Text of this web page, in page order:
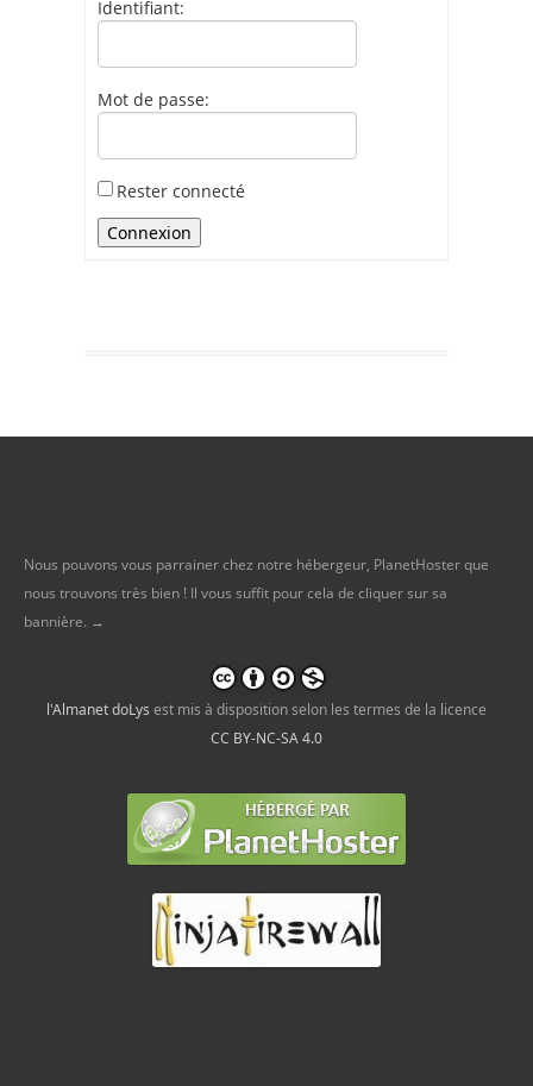
Identifiant:
Mot de passe:
Rester connecté
Connexion
Nous pouvons vous parrainer chez notre hébergeur, PlanetHoster que
nous trouvons très bien ! Il vous suffit pour cela de cliquer sur sa
bannière. →
l'Almanet doLys est mis à disposition selon les termes de la licence
CC BY-NC-SA 4.0